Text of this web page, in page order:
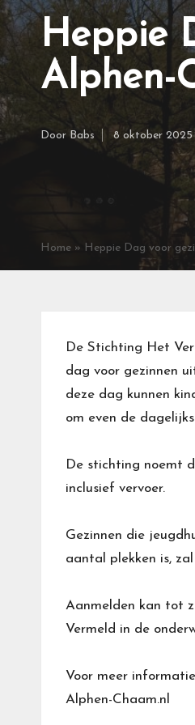
Heppie
Alphen-
Geplaatst
Door Babs 8 oktober 2025
Home » Heppie Dag voor
De Stichting Het
dag voor gezinnen
deze dag kunnen
om even de
De stichting noemt
inclusief vervoer.
Gezinnen die
aantal plekken is,
Aanmelden kan tot
Vermeld in de
Voor meer
Alphen-Chaam.nl